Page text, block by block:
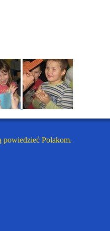
powiedzieć Polakom.